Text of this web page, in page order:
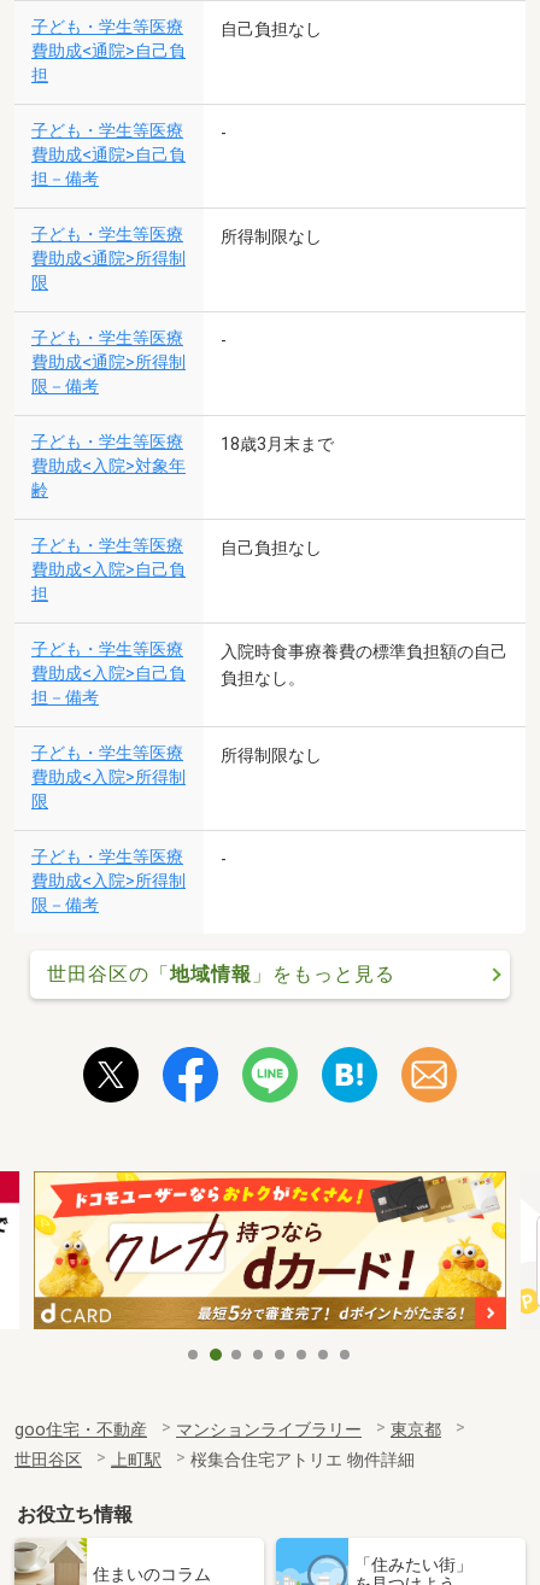
子ども・学生等医療
費助成<通院>自己負
担
自己負担なし
子ども・学生等医療
費助成<通院>自己負
担－備考
-
子ども・学生等医療
費助成<通院>所得制
限
所得制限なし
子ども・学生等医療
費助成<通院>所得制
限－備考
-
子ども・学生等医療
費助成<入院>対象年
齢
18歳3月末まで
子ども・学生等医療
費助成<入院>自己負
担
自己負担なし
子ども・学生等医療
費助成<入院>自己負
担－備考
入院時食事療養費の標準負担額の自己
負担なし。
子ども・学生等医療
費助成<入院>所得制
限
所得制限なし
子ども・学生等医療
費助成<入院>所得制
限－備考
-
世田谷区の「地域情報 」をもっと見る
goo住宅・不動産 マンションライブラリー
東京都
世田谷区
上町駅 桜集合住宅アトリエ 物件詳細
お役立ち情報
住まいのコラム
「住みたい街」